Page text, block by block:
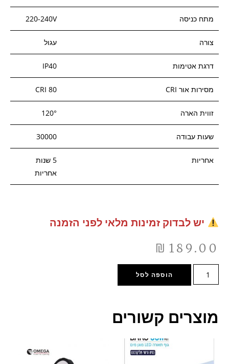
מתח כניסה 220-240V
צורה עגול
דרגת אטימות IP40
מסירות אור CRI CRI 80
זווית הארה 120°
שעות עבודה 30000
אחריות
5 שנות
אחריות
יש לבדוק זמינות מלאי לפני הזמנה
₪ 189.00
הוספה לסל
מוצרים קשורים